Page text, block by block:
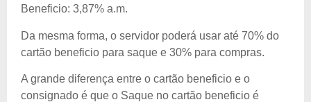
Beneficio: 3,87% a.m.
Da mesma forma, o servidor poderá usar até 70% do
cartão beneficio para saque e 30% para compras.
A grande diferença entre o cartão beneficio e o
consignado é que o Saque no cartão beneficio é